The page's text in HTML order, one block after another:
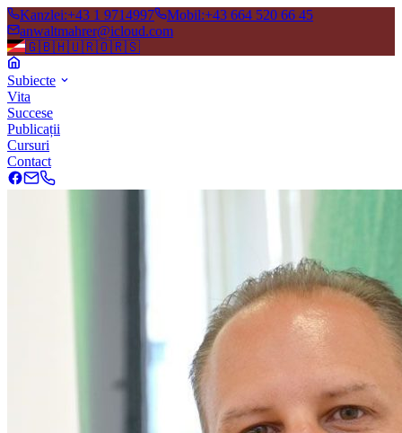
Kanzlei:+43 1 9714997 Mobil:+43 664 520 66 45
anwaltmahrer@icloud.com
🇬🇧🇭🇺🇷🇴🇷🇸
Subiecte
Vita
Succese
Publicații
Cursuri
Contact